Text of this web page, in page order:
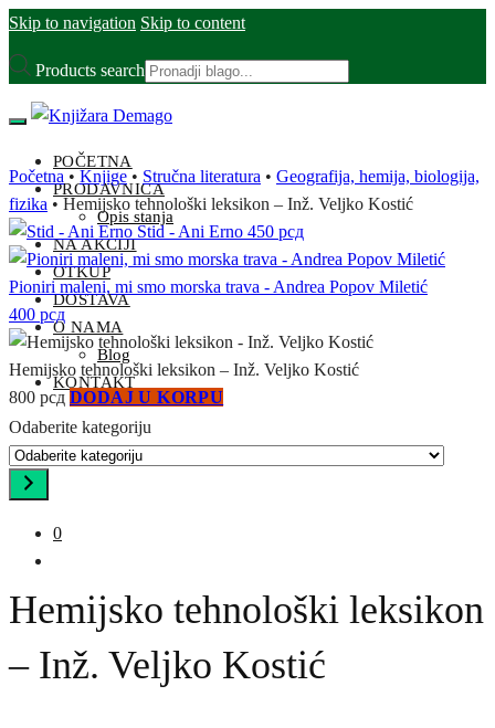
Skip to navigation Skip to content
Products search
POČETNA
PRODAVNICA
Opis stanja
NA AKCIJI
OTKUP
DOSTAVA
O NAMA
Blog
KONTAKT
Odaberite kategoriju
0
Početna • Knjige • Stručna literatura • Geografija, hemija, biologija,
fizika • Hemijsko tehnološki leksikon – Inž. Veljko Kostić
Stid - Ani Erno 450 рсд
Pioniri maleni, mi smo morska trava - Andrea Popov Miletić
400 рсд
Hemijsko tehnološki leksikon – Inž. Veljko Kostić
800 рсд DODAJ U KORPU
Hemijsko tehnološki leksikon
– Inž. Veljko Kostić